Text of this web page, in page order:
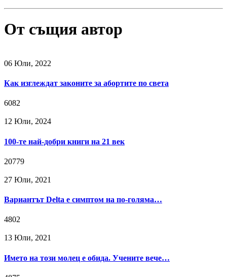
От същия автор
06 Юли, 2022
Как изглеждат законите за абортите по света
6082
12 Юли, 2024
100-те най-добри книги на 21 век
20779
27 Юли, 2021
Вариантът Delta е симптом на по-голяма…
4802
13 Юли, 2021
Името на този молец е обида. Учените вече…